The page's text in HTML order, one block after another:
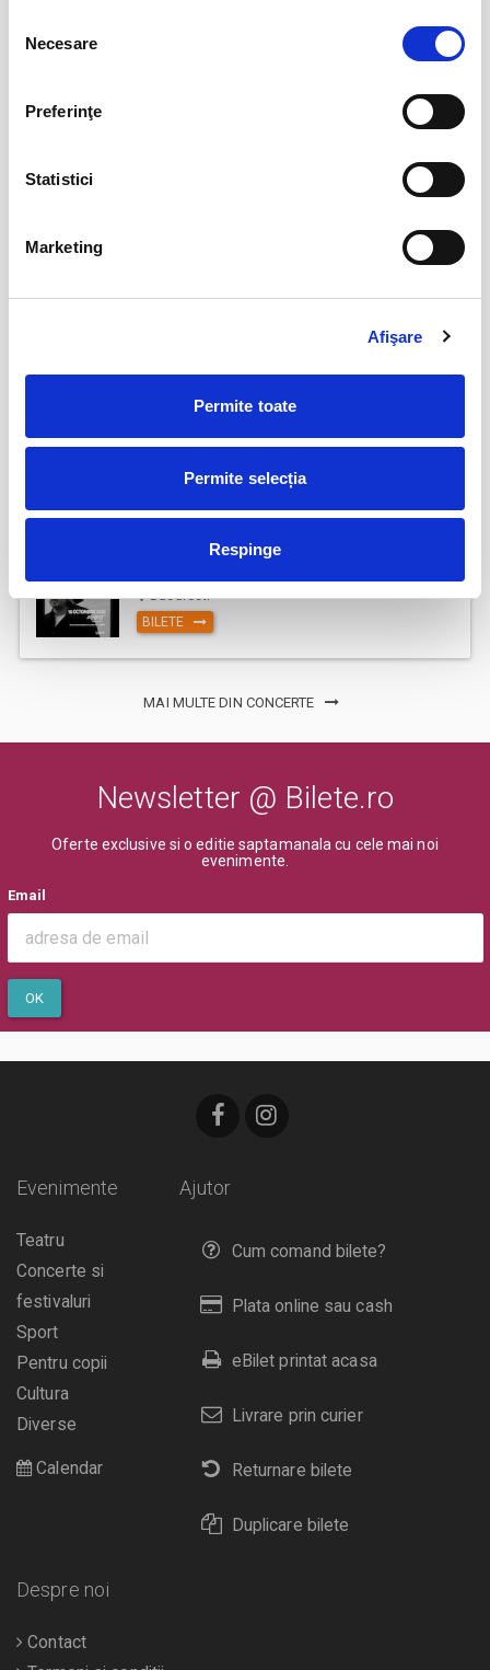
consimțământului
Necesare
Preferinţe
Statistici
Marketing
Afişare
Permite toate
Permite selecția
Respinge
12
13
oct
COJO @ Expirat
Bucuresti
BILETE
oct
Tender live - Expirat
Bucuresti
BILETE
MAI MULTE DIN CONCERTE
Newsletter @ Bilete.ro
Oferte exclusive si o editie saptamanala cu cele mai noi
evenimente.
Email
OK
Ajutor
Cum comand bilete?
Plata online sau cash
eBilet printat acasa
Livrare prin curier
Returnare bilete
Duplicare bilete
Evenimente
Teatru
Concerte si
festivaluri
Sport
Pentru copii
Cultura
Diverse
Calendar
Despre noi
Contact